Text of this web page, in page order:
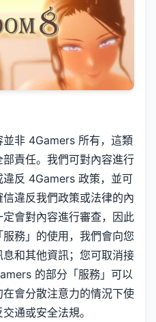
並非 4Gamers 所有，這類
責任。我們可對內容進行
反 4Gamers 政策，並可
違反我們政策或法律的內
會對內容進行審查，因此
務」的使用，我們會向您
和其他資訊；您可取消接
的部分「服務」可以
會分散注意力的情況下使
通或安全法規。